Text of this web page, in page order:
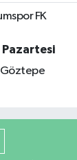
FK
Pazartesi
Göztepe